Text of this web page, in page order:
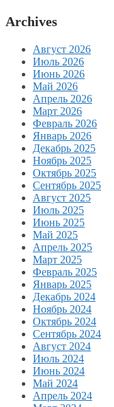
Archives
Август 2026
Июль 2026
Июнь 2026
Май 2026
Апрель 2026
Март 2026
Февраль 2026
Январь 2026
Декабрь 2025
Ноябрь 2025
Октябрь 2025
Сентябрь 2025
Август 2025
Июль 2025
Июнь 2025
Май 2025
Апрель 2025
Март 2025
Февраль 2025
Январь 2025
Декабрь 2024
Ноябрь 2024
Октябрь 2024
Сентябрь 2024
Август 2024
Июль 2024
Июнь 2024
Май 2024
Апрель 2024